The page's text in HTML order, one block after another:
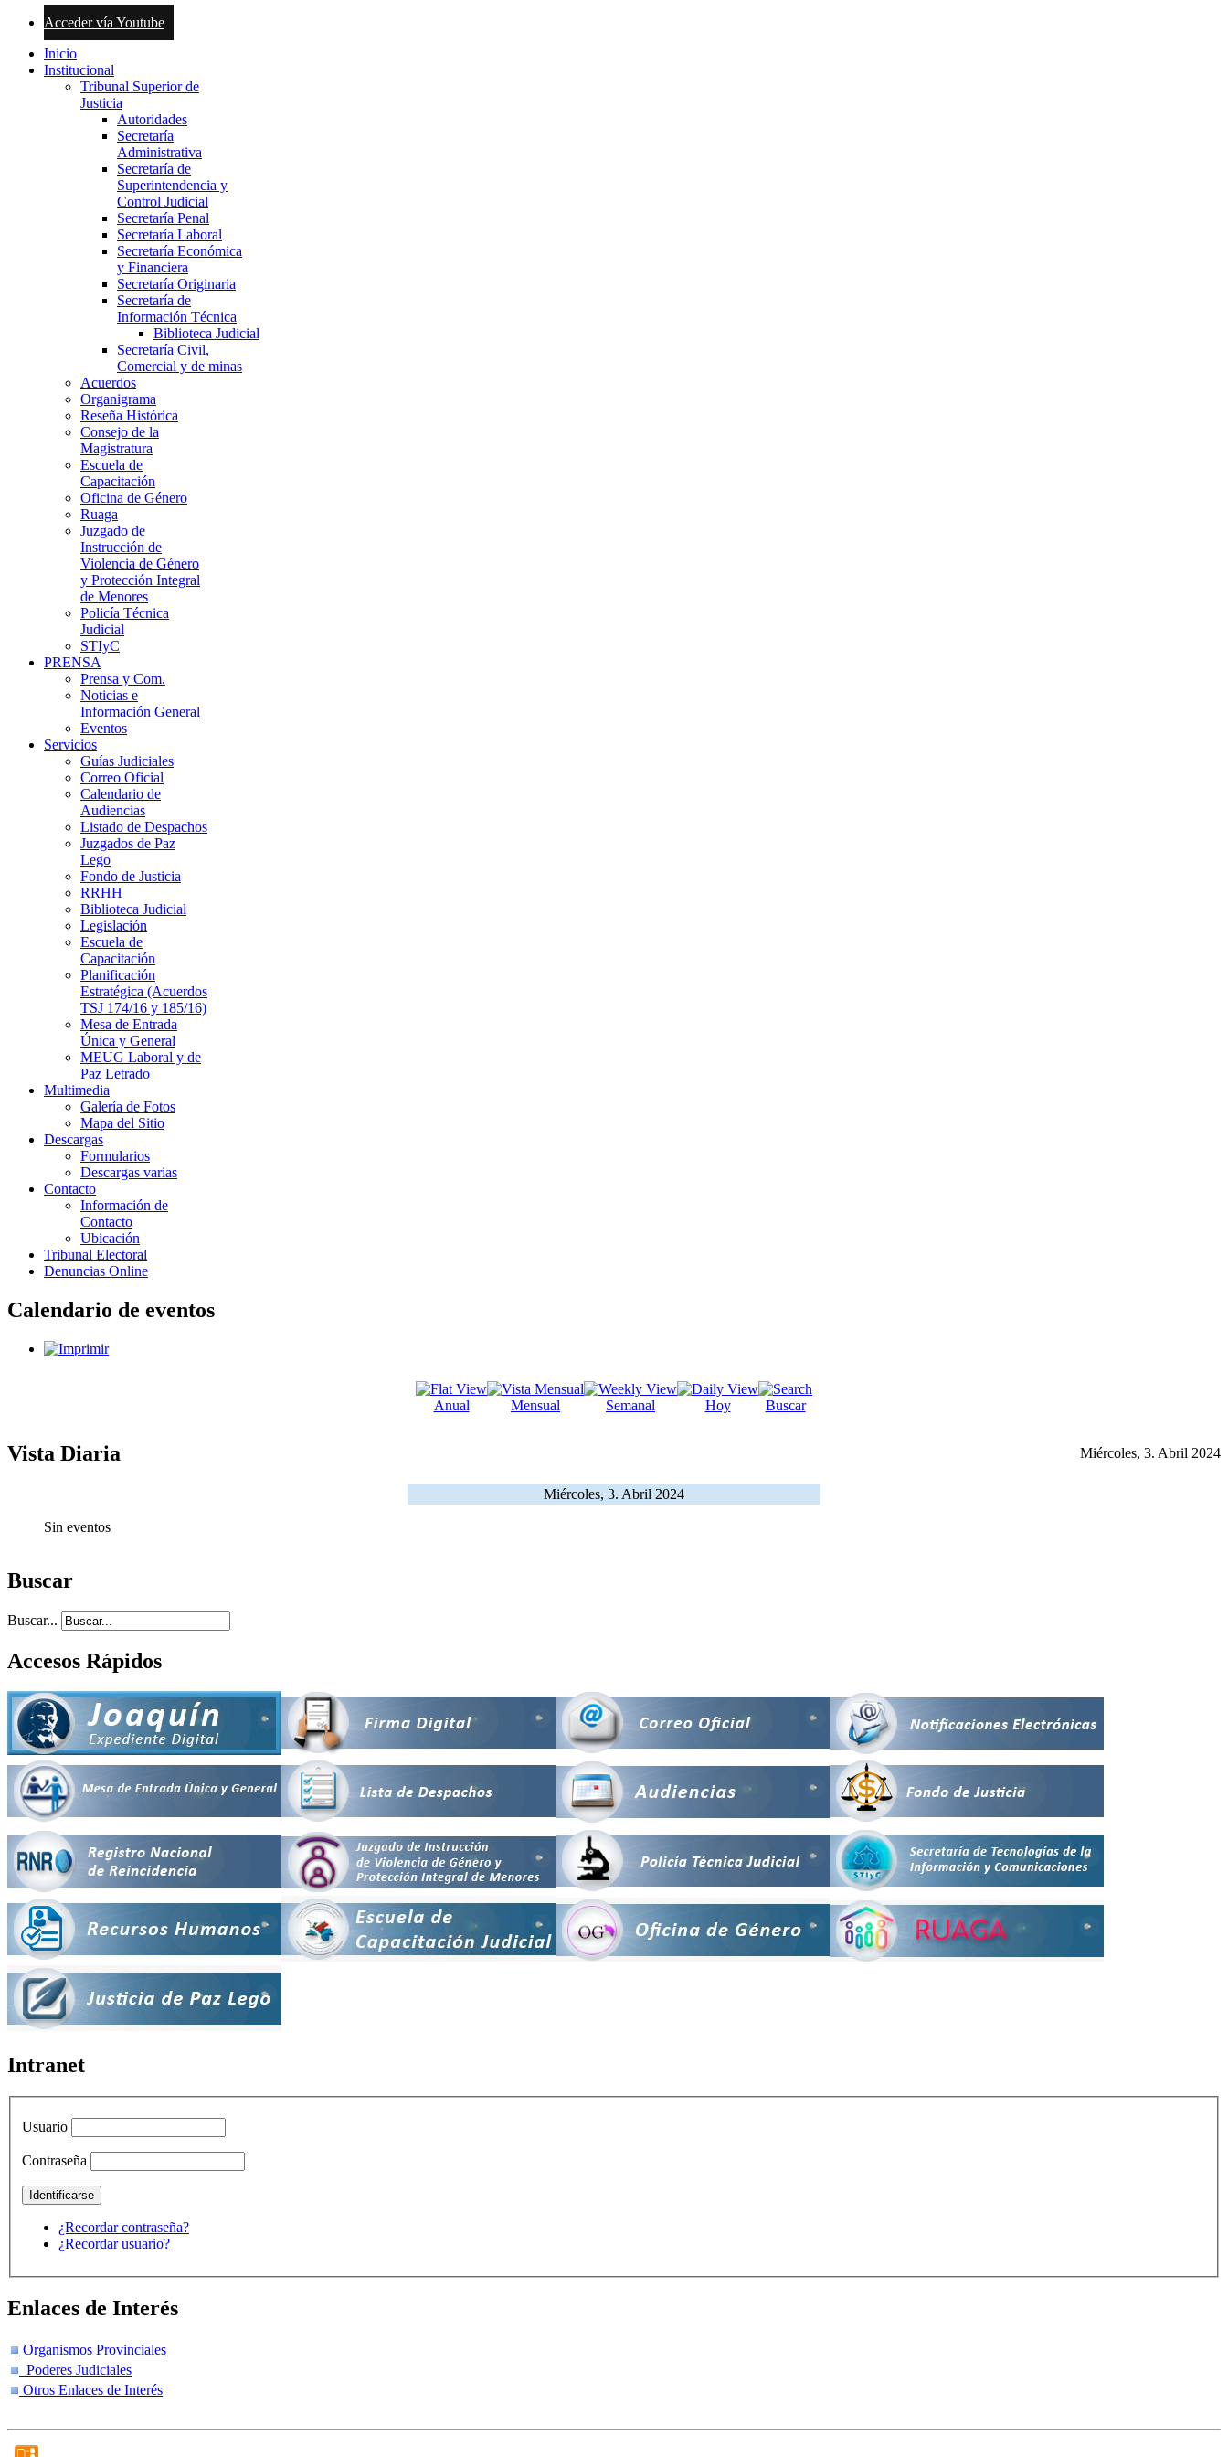
Acceder vía Youtube
Inicio
Institucional
Tribunal Superior de
Justicia
Autoridades
Secretaría
Administrativa
Secretaría de
Superintendencia y
Control Judicial
Secretaría Penal
Secretaría Laboral
Secretaría Económica
y Financiera
Secretaría Originaria
Secretaría de
Información Técnica
Biblioteca Judicial
Secretaría Civil,
Comercial y de minas
Acuerdos
Organigrama
Reseña Histórica
Consejo de la
Magistratura
Escuela de
Capacitación
Oficina de Género
Ruaga
Juzgado de
Instrucción de
Violencia de Género
y Protección Integral
de Menores
Policía Técnica
Judicial
STIyC
PRENSA
Prensa y Com.
Noticias e
Información General
Eventos
Servicios
Guías Judiciales
Correo Oficial
Calendario de
Audiencias
Listado de Despachos
Juzgados de Paz
Lego
Fondo de Justicia
RRHH
Biblioteca Judicial
Legislación
Escuela de
Capacitación
Planificación
Estratégica (Acuerdos
TSJ 174/16 y 185/16)
Mesa de Entrada
Única y General
MEUG Laboral y de
Paz Letrado
Multimedia
Galería de Fotos
Mapa del Sitio
Descargas
Formularios
Descargas varias
Contacto
Información de
Contacto
Ubicación
Tribunal Electoral
Denuncias Online
Calendario de eventos
Anual Mensual Semanal Hoy Buscar
Vista Diaria Miércoles, 3. Abril 2024
Miércoles, 3. Abril 2024
Sin eventos
Buscar
Buscar...
Accesos Rápidos
Intranet
Usuario
Contraseña
¿Recordar contraseña?
¿Recordar usuario?
Enlaces de Interés
Organismos Provinciales
Poderes Judiciales
Otros Enlaces de Interés